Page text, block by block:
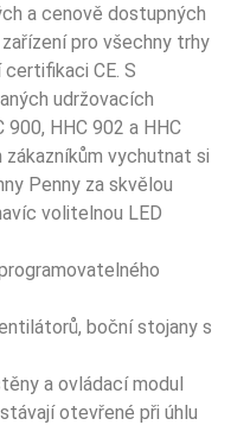
a cenově dostupných
pro všechny trhy
certifikaci CE. S
udržovacích
HHC 902 a HHC
zákazníkům vychutnat si
Penny za skvělou
volitelnou LED
boční stojany s
a ovládací modul
otevřené při úhlu